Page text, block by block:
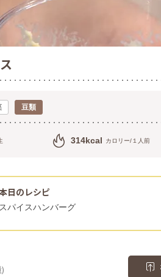
豆類
314kcal カロリー/１人前
日のレシピ
スパイスハンバーグ